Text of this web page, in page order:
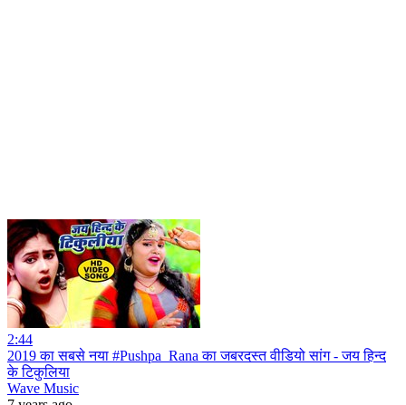
2:44
2019 का सबसे नया #Pushpa_Rana का जबरदस्त वीडियो सांग - जय हिन्द
के टिकुलिया
Wave Music